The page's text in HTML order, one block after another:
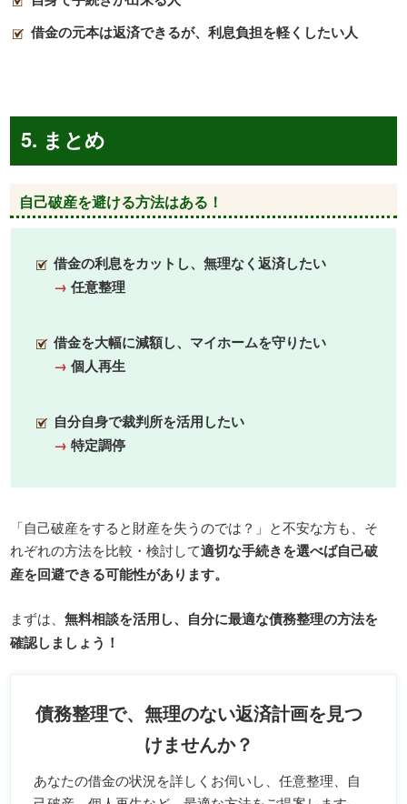
借金の元本は返済できるが、利息負担を軽くしたい人
5. まとめ
自己破産を避ける方法はある！
借金の利息をカットし、無理なく返済したい
→ 任意整理
借金を大幅に減額し、マイホームを守りたい
→ 個人再生
自分自身で裁判所を活用したい
→ 特定調停
「自己破産をすると財産を失うのでは？」と不安な方も、そ
れぞれの方法を比較・検討して適切な手続きを選べば自己破
産を回避できる可能性があります。
まずは、無料相談を活用し、自分に最適な債務整理の方法を
確認しましょう！
債務整理で、無理のない返済計画を見つ
けませんか？
あなたの借金の状況を詳しくお伺いし、任意整理、自